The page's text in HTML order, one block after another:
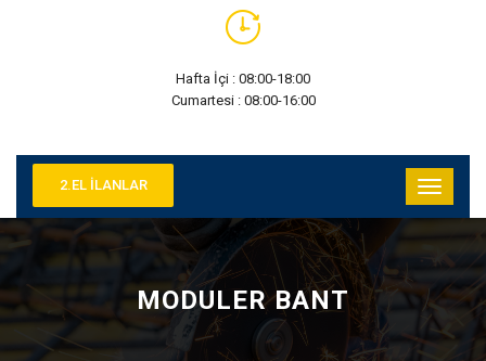
Hafta İçi : 08:00-18:00
Cumartesi : 08:00-16:00
2.EL İLANLAR
MODULER BANT